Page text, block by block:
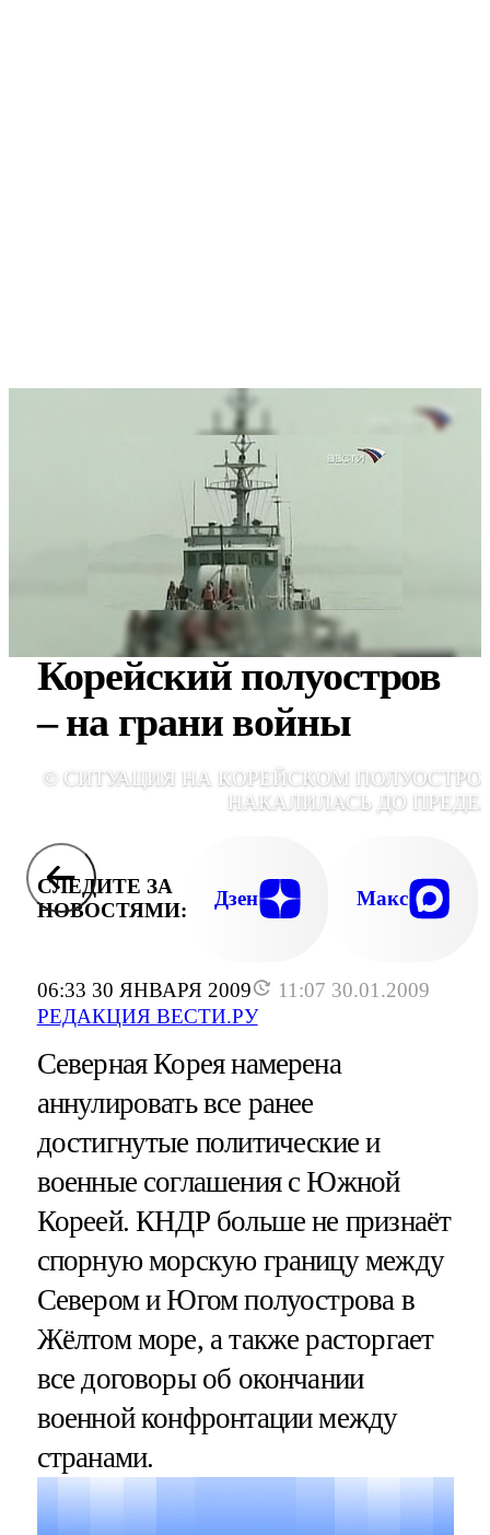
06:33 30 ЯНВАРЯ 2009
11:07 30.01.2009
РЕДАКЦИЯ ВЕСТИ.РУ
Корейский полуостров
– на грани войны
© СИТУАЦИЯ НА КОРЕЙСКОМ
НАКАЛИЛАСЬ ДО
СЛЕДИТЕ ЗА
НОВОСТЯМИ:
Дзен Макс
Северная Корея намерена
аннулировать все ранее
достигнутые политические и
военные соглашения с Южной
Кореей. КНДР больше не признаёт
спорную морскую границу между
Севером и Югом полуострова в
Жёлтом море, а также расторгает
все договоры об окончании
военной конфронтации между
странами.